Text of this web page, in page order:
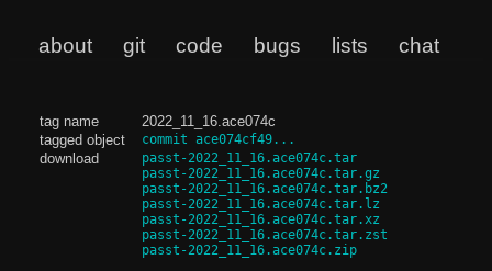
about git code bugs lists chat
tag name
2022_11_16.ace074c
tagged object
commit ace074cf49...
download
passt-2022_11_16.ace074c.tar
passt-2022_11_16.ace074c.tar.gz
passt-2022_11_16.ace074c.tar.bz2
passt-2022_11_16.ace074c.tar.lz
passt-2022_11_16.ace074c.tar.xz
passt-2022_11_16.ace074c.tar.zst
passt-2022_11_16.ace074c.zip